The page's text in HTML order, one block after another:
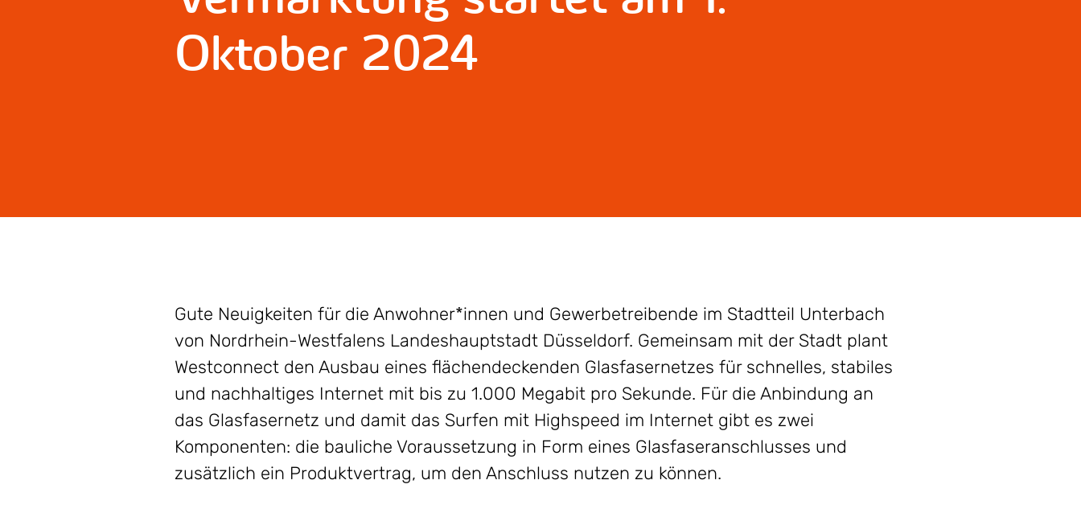
Oktober 2024
Gute Neuigkeiten für die Anwohner*innen und Gewerbetreibende im Stadtteil Unterbach
von Nordrhein-Westfalens Landeshauptstadt Düsseldorf. Gemeinsam mit der Stadt plant
Westconnect den Ausbau eines flächendeckenden Glasfasernetzes für schnelles, stabiles
und nachhaltiges Internet mit bis zu 1.000 Megabit pro Sekunde. Für die Anbindung an
das Glasfasernetz und damit das Surfen mit Highspeed im Internet gibt es zwei
Komponenten: die bauliche Voraussetzung in Form eines Glasfaseranschlusses und
zusätzlich ein Produktvertrag, um den Anschluss nutzen zu können.